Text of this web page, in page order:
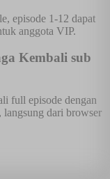
episode 1-12 dapat
anggota VIP.
Kembali sub
full episode dengan
dari browser